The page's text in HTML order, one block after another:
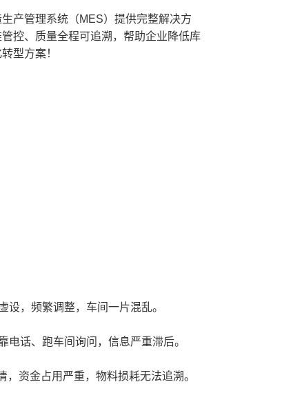
产管理系统（MES）提供完整解决方
控、质量全程可追溯，帮助企业降低库
型方案！
，频繁调整，车间一片混乱。
话、跑车间询问，信息严重滞后。
资金占用严重，物料损耗无法追溯。